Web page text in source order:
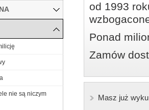
od 1993
Ponad
Zamów
Masz już
nie są niczym